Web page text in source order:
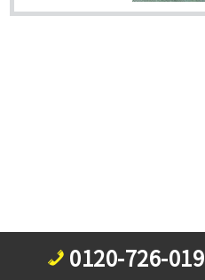
0120-726-019